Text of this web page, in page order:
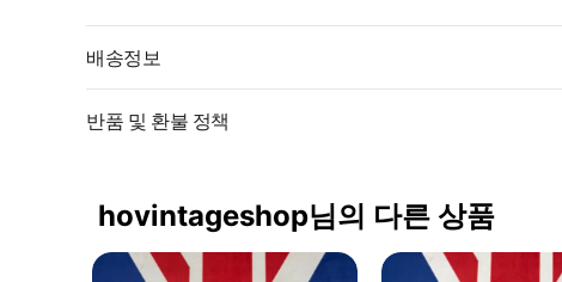
배송정보
반품 및 환불 정책
hovintageshop님의 다른 상품